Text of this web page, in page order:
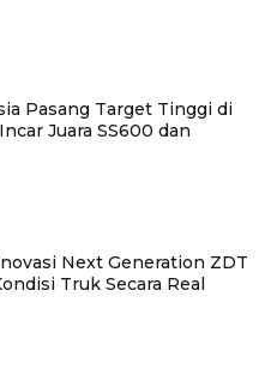
Pasang Target Tinggi di
Juara SS600 dan
Next Generation ZDT
Truk Secara Real